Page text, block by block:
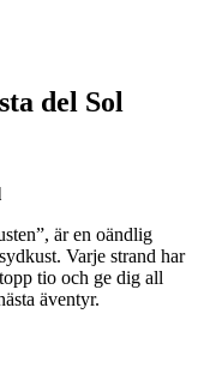
del Sol
är en oändlig
Varje strand har
tio och ge dig all
äventyr.